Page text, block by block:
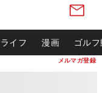
メルマガ登録
ライフ 漫画 ゴル